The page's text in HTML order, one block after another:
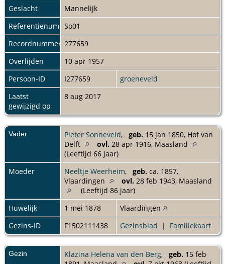
Geslacht
Mannelijk
Referentienummer
So01
Recordnummer 277659
Overlijden
10 apr 1957
Persoon-ID
I277659
groeneveld
Laatst
gewijzigd op
8 aug 2017
Vader Pieter Sonneveld, geb. 15 jan 1850, Hof van
Delft
ovl. 28 apr 1916, Maasland
(Leeftijd 66 jaar)
Moeder
Neeltje Weerheim, geb. ca. 1857,
Vlaardingen
ovl. 28 feb 1943, Maasland
(Leeftijd 86 jaar)
Huwelijk
1 mei 1878
Vlaardingen
Gezins-ID
F1502111438 Gezinsblad | Familiekaart
Gezin Klazina Helena van den Berg, geb. 15 feb